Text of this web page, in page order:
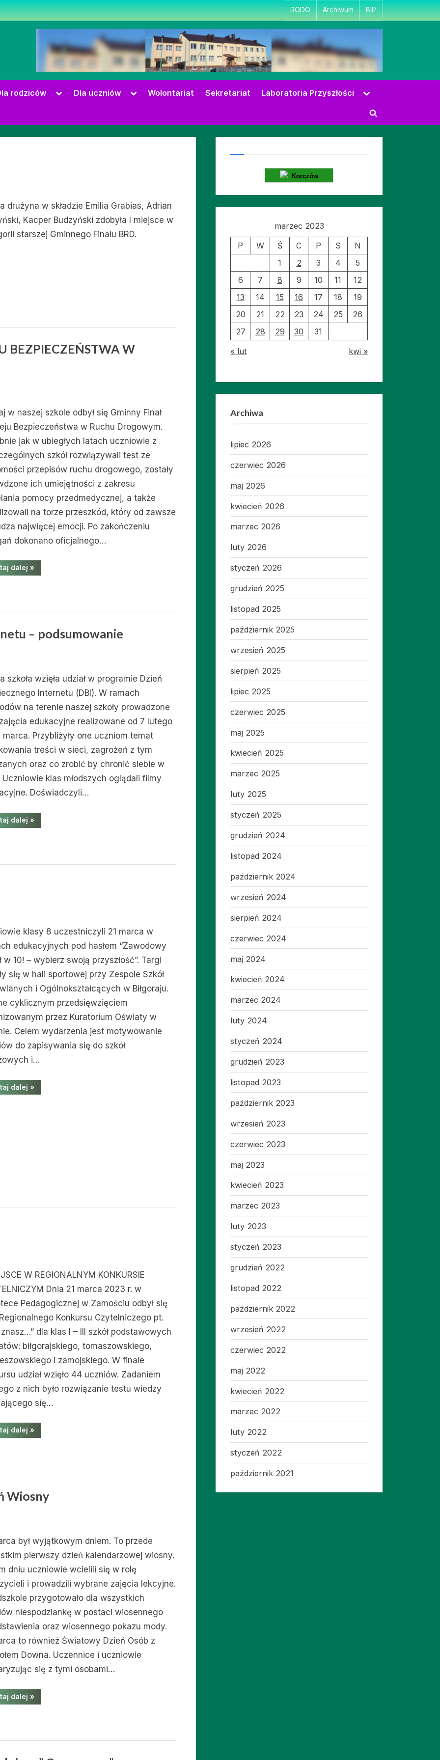
RODO Archiwum BIP
rodziców
ToggleDla uczniów
ToggleWolontariat Sekretariat Laboratoria Przyszłości
Toggle
menu
Toggle
drużyna w składzie Emilia Grabias, Adrian
Kacper Budzyński zdobyła I miejsce w
starszej Gminnego Finału BRD.
BEZPIECZEŃSTWA W
w naszej szkole odbył się Gminny Finał
Bezpieczeństwa w Ruchu Drogowym.
jak w ubiegłych latach uczniowie z
szkół rozwiązywali test ze
przepisów ruchu drogowego, zostały
ich umiejętności z zakresu
pomocy przedmedycznej, a także
na torze przeszkód, który od zawsze
najwięcej emocji. Po zakończeniu
dokonano oficjalnego…
dalej “GMINNY
FINAŁ
»
– podsumowanie
szkoła wzięła udział w programie Dzień
Internetu (DBI). W ramach
na terenie naszej szkoły prowadzone
edukacyjne realizowane od 7 lutego
marca. Przybliżyły one uczniom temat
treści w sieci, zagrożeń z tym
oraz co zrobić by chronić siebie w
Uczniowie klas młodszych oglądali filmy
Doświadczyli…
dalej “Dzień
Bezpiecznego
»
klasy 8 uczestniczyli 21 marca w
edukacyjnych pod hasłem “Zawodowy
w 10! – wybierz swoją przyszłość”. Targi
się w hali sportowej przy Zespole Szkół
i Ogólnokształcących w Biłgoraju.
cyklicznym przedsięwzięciem
przez Kuratorium Oświaty w
Celem wydarzenia jest motywowanie
do zapisywania się do szkół
i…
dalej “Zawodowy
strzał
»
W REGIONALNYM KONKURSIE
Dnia 21 marca 2023 r. w
Pedagogicznej w Zamościu odbył się
Konkursu Czytelniczego pt.
znasz…” dla klas I – III szkół podstawowych
biłgorajskiego, tomaszowskiego,
i zamojskiego. W finale
udział wzięło 44 uczniów. Zadaniem
z nich było rozwiązanie testu wiedzy
się…
dalej “SUKCES
WOJTKA”
»
Wiosny
był wyjątkowym dniem. To przede
pierwszy dzień kalendarzowej wiosny.
dniu uczniowie wcielili się w rolę
i prowadzili wybrane zajęcia lekcyjne.
przygotowało dla wszystkich
niespodziankę w postaci wiosennego
oraz wiosennego pokazu mody.
to również Światowy Dzień Osób z
Downa. Uczennice i uczniowie
się z tymi osobami…
dalej “21
marca
»
Korczów
marzec 2023
P W Ś C P S
N
1
2 3 4
5
6
7 8 9 10 11
12
13
14 15 16 17 18
19
20
21 22 23 24 25
26
27
28 29 30 31
« lut kwi »
Archiwa
lipiec 2026
czerwiec 2026
maj 2026
kwiecień 2026
marzec 2026
luty 2026
styczeń 2026
grudzień 2025
listopad 2025
październik 2025
wrzesień 2025
sierpień 2025
lipiec 2025
czerwiec 2025
maj 2025
kwiecień 2025
marzec 2025
luty 2025
styczeń 2025
grudzień 2024
listopad 2024
październik 2024
wrzesień 2024
sierpień 2024
czerwiec 2024
maj 2024
kwiecień 2024
marzec 2024
luty 2024
styczeń 2024
grudzień 2023
listopad 2023
październik 2023
wrzesień 2023
czerwiec 2023
maj 2023
kwiecień 2023
marzec 2023
luty 2023
styczeń 2023
grudzień 2022
listopad 2022
październik 2022
wrzesień 2022
czerwiec 2022
maj 2022
kwiecień 2022
marzec 2022
luty 2022
styczeń 2022
październik 2021